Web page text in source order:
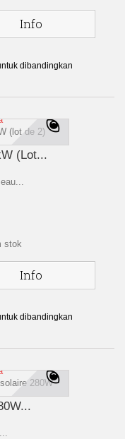
Info
dibandingkan
(Lot...
stok
Info
dibandingkan